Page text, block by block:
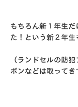
もちろん新１年生
た！という新２年
（ランドセルの防
ボンなどは取ってき